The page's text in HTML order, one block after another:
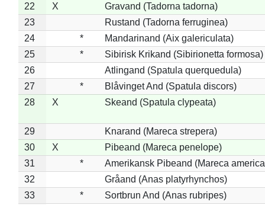
22
X
Gravand (Tadorna tadorna)
23
Rustand (Tadorna ferruginea)
24
*
Mandarinand (Aix galericulata)
25
*
Sibirisk Krikand (Sibirionetta formosa)
26
Atlingand (Spatula querquedula)
27
*
Blåvinget And (Spatula discors)
28
X Skeand (Spatula clypeata)
29
Knarand (Mareca strepera)
30
X
Pibeand (Mareca penelope)
31
*
Amerikansk Pibeand (Mareca
32
Gråand (Anas platyrhynchos)
33
*
Sortbrun And (Anas rubripes)